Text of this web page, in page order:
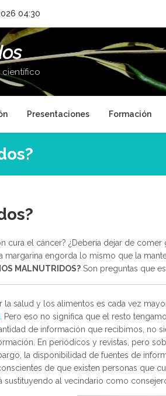
04:30
científico
Presentaciones Formación
cura el cáncer? ¿Debería dejar de
margarina engorda lo mismo que la
MALNUTRIDOS? Son preguntas que
la salud y los alimentos es cada vez
. Pero eso no significa que el resto
de información que recibimos, no
En periódicos y revistas, pero
la disponibilidad de fuentes de
de que existen personas que
sustituyendo al vecindario como